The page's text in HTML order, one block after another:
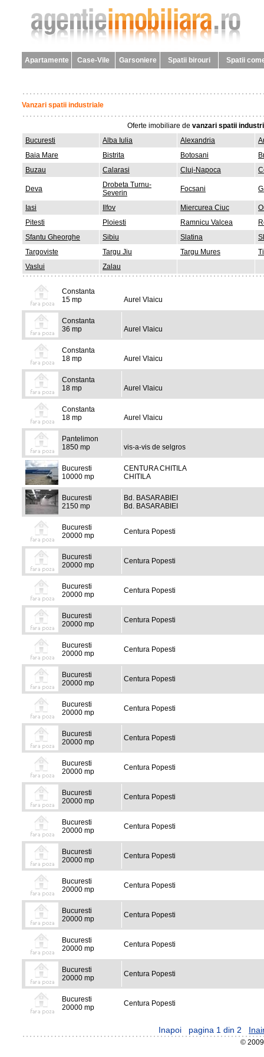
Apartamente Case-Vile Garsoniere Spatii birouri Spatii
Vanzari spatii industriale
Oferte imobiliare de vanzari spatii
Bucuresti
Alba Iulia Alexandria
Baia Mare
Bistrita Botosani
Buzau
Calarasi Cluj-Napoca
Deva
Drobeta Turnu-
Severin
Focsani
Iasi Ilfov Miercurea Ciuc
Pitesti
Ploiesti Ramnicu Valcea
Sfantu Gheorghe
Sibiu Slatina
Targoviste
Targu Jiu Targu Mures
Vaslui
Zalau
Constanta
15 mp
Aurel Vlaicu
Constanta
36 mp
Aurel Vlaicu
Constanta
18 mp
Aurel Vlaicu
Constanta
18 mp
Aurel Vlaicu
Constanta
18 mp
Aurel Vlaicu
Pantelimon
1850 mp
vis-a-vis de selgros
Bucuresti
10000 mp
CENTURA CHITILA
CHITILA
Bucuresti
2150 mp
Bd. BASARABIEI
Bd. BASARABIEI
Bucuresti
20000 mp
Centura Popesti
Bucuresti
20000 mp
Centura Popesti
Bucuresti
20000 mp
Centura Popesti
Bucuresti
20000 mp
Centura Popesti
Bucuresti
20000 mp
Centura Popesti
Bucuresti
20000 mp
Centura Popesti
Bucuresti
20000 mp
Centura Popesti
Bucuresti
20000 mp
Centura Popesti
Bucuresti
20000 mp
Centura Popesti
Bucuresti
20000 mp
Centura Popesti
Bucuresti
20000 mp
Centura Popesti
Bucuresti
20000 mp
Centura Popesti
Bucuresti
20000 mp
Centura Popesti
Bucuresti
20000 mp
Centura Popesti
Bucuresti
20000 mp
Centura Popesti
Bucuresti
20000 mp
Centura Popesti
Bucuresti
20000 mp
Centura Popesti
Inapoi pagina 1 din 2
©